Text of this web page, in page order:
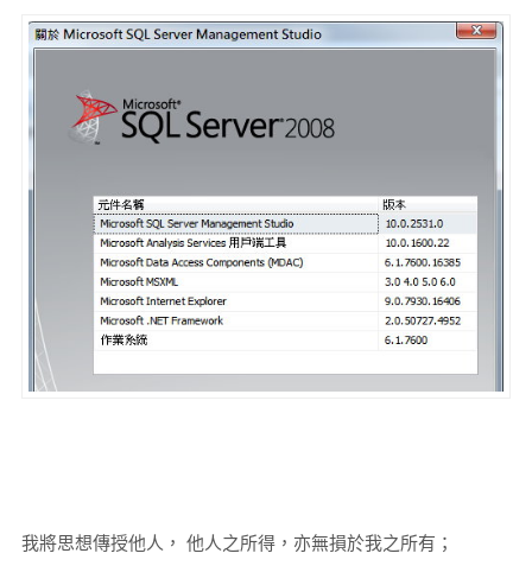
我將思想傳授他人， 他人之所得，亦無損於我之所有；